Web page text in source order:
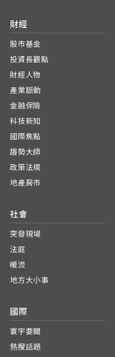
財經
股市基金
投資長觀點
財經人物
產業脈動
金融保險
科技新知
國際焦點
趨勢大師
政策法規
地產房市
社會
突發現場
法庭
暖流
地方大小事
國際
寰宇要聞
熱搜話題